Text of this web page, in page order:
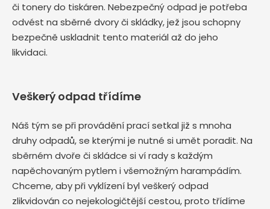
či tonery do tiskáren. Nebezpečný odpad je potřeba
odvést na sběrné dvory či skládky, jež jsou schopny
bezpečně uskladnit tento materiál až do jeho
likvidaci.
Veškerý odpad třídíme
Náš tým se při provádění prací setkal již s mnoha
druhy odpadů, se kterými je nutné si umět poradit. Na
sběrném dvoře či skládce si ví rady s každým
napěchovaným pytlem i všemožným harampádím.
Chceme, aby při vyklízení byl veškerý odpad
zlikvidován co nejekologičtější cestou, proto třídíme